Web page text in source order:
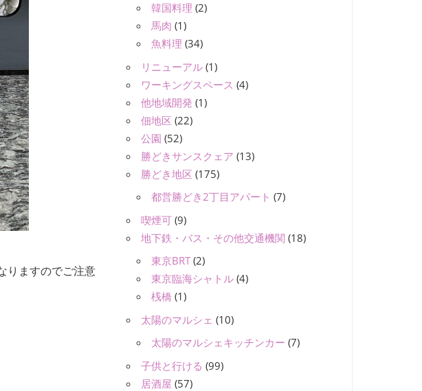
りますのでご注意
韓国料理 (2)
馬肉 (1)
魚料理 (34)
リニューアル (1)
ワーキングスペース (4)
他地域開発 (1)
佃地区 (22)
公園 (52)
勝どきサンスクェア (13)
勝どき地区 (175)
都営勝どき2丁目アパート (7)
喫煙可 (9)
地下鉄・バス・その他交通機関 (18)
東京BRT (2)
東京臨海シャトル (4)
桟橋 (1)
太陽のマルシェ (10)
太陽のマルシェキッチンカー (7)
子供と行ける (99)
居酒屋 (57)